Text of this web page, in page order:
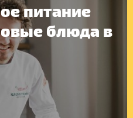
питание
блюда в